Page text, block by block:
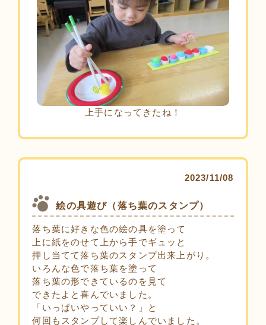
上手になってきたね！
2023/11/08
絵の具遊び（落ち葉のスタンプ）
落ち葉に好きな色の絵の具を塗って
上に紙をのせて上から手でギュッと
押し当てて落ち葉のスタンプ出来上がり。
いろんな色で落ち葉を塗って
落ち葉の形できているのを見て
できたよと喜んでいました。
「いっぱいやっていい？」と
何回もスタンプして楽しんでいました。